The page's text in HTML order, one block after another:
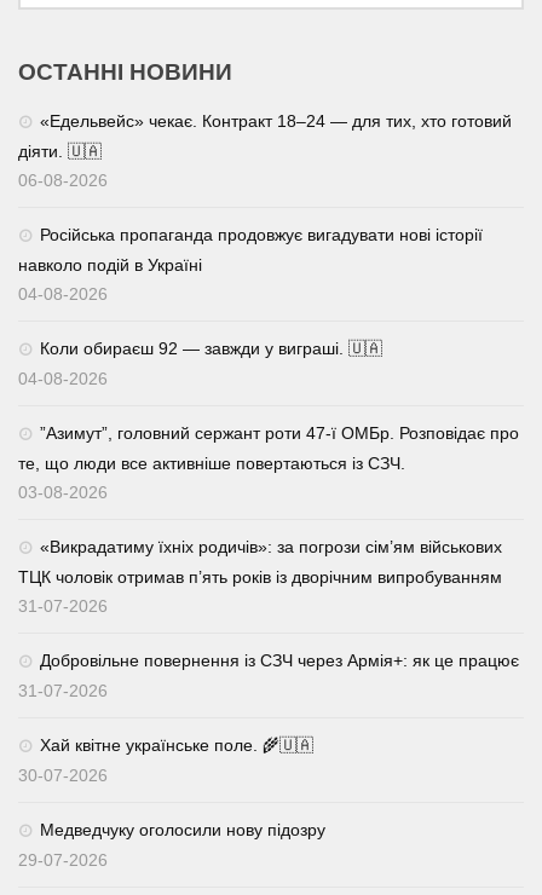
ОСТАННІ НОВИНИ
«Едельвейс» чекає. Контракт 18–24 — для тих, хто готовий
діяти. 🇺🇦
06-08-2026
Російська пропаганда продовжує вигадувати нові історії
навколо подій в Україні
04-08-2026
Коли обираєш 92 — завжди у виграші. 🇺🇦
04-08-2026
⁨”Азимут”, головний сержант роти 47-ї ОМБр. Розповідає про
те, що люди все активніше повертаються із СЗЧ.
03-08-2026
«Викрадатиму їхніх родичів»: за погрози сім’ям військових
ТЦК чоловік отримав п’ять років із дворічним випробуванням
31-07-2026
Добровільне повернення із СЗЧ через Армія+: як це працює
31-07-2026
Хай квітне українське поле. 🌾🇺🇦
30-07-2026
Медведчуку оголосили нову підозру
29-07-2026